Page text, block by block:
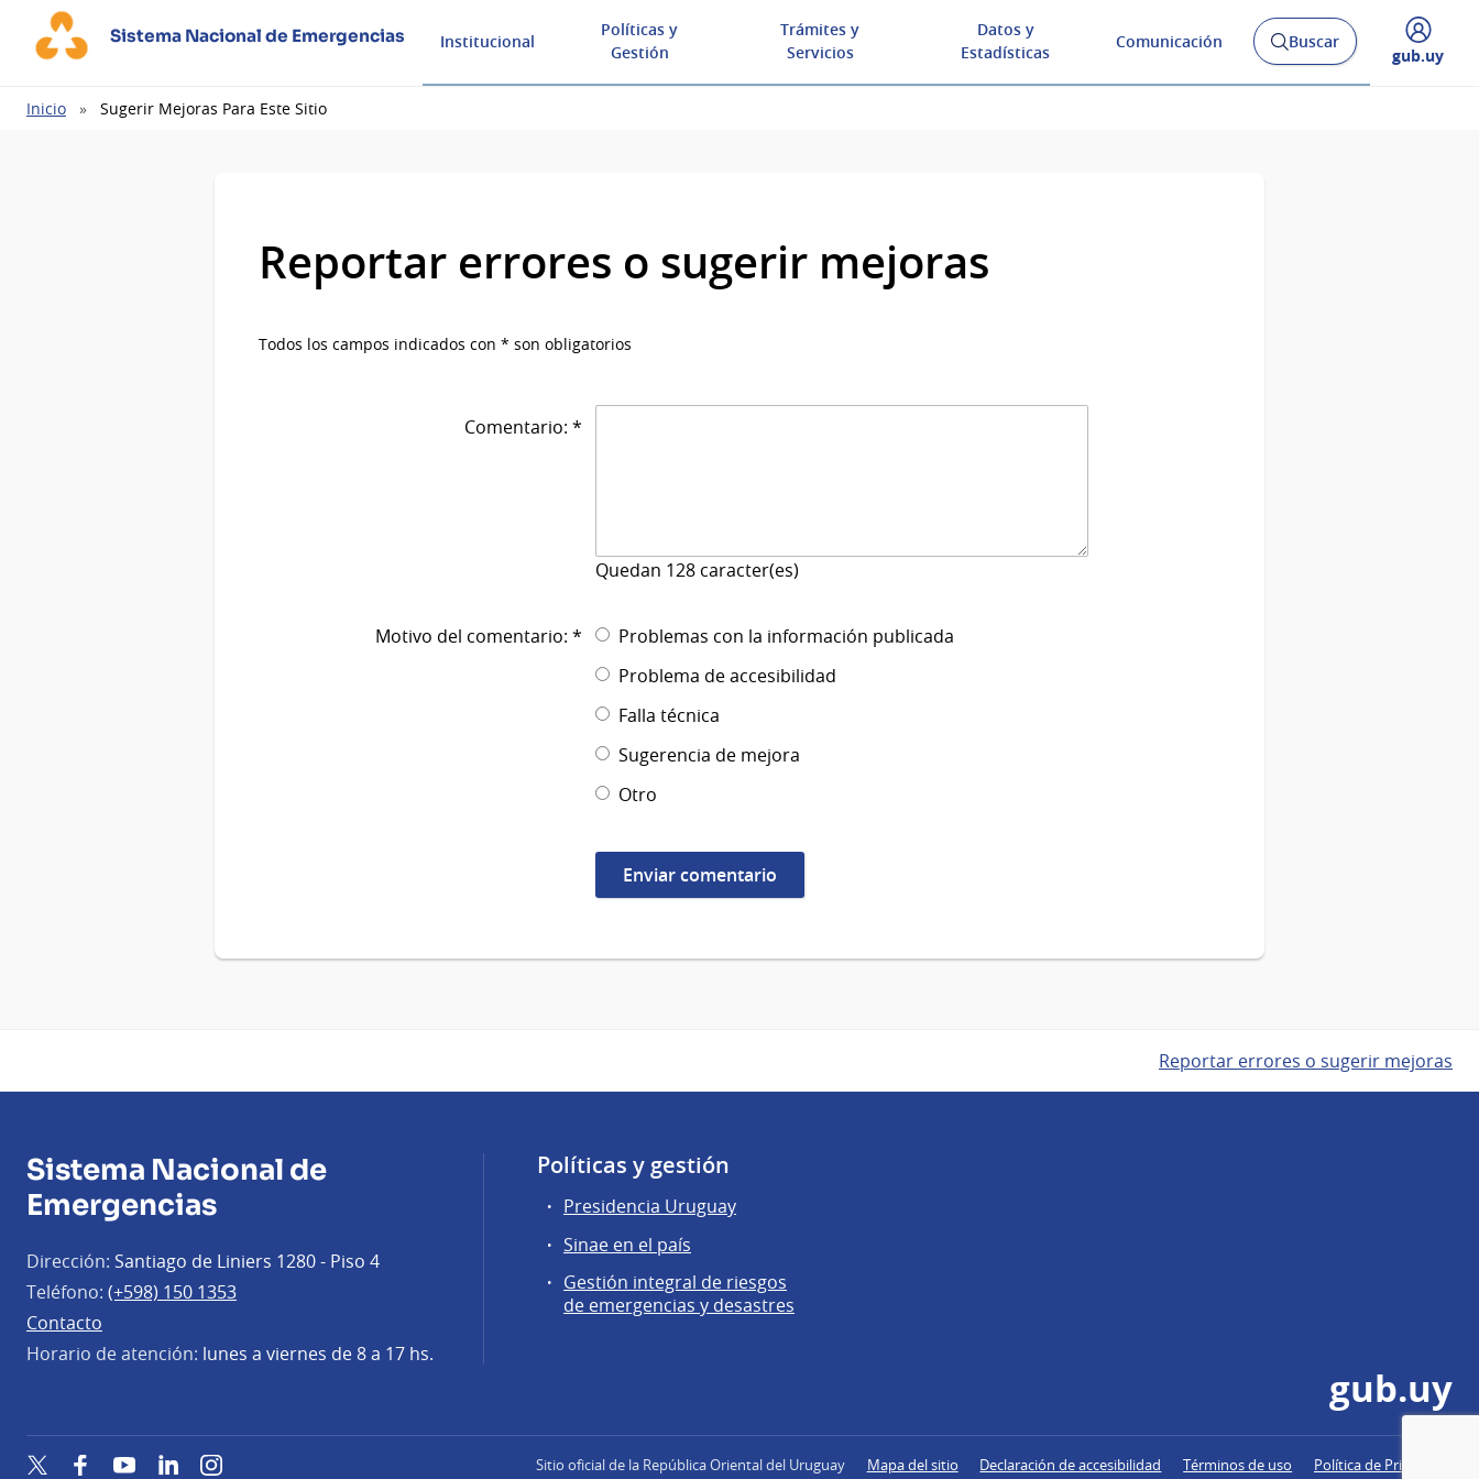
Sistema Nacional de Emergencias Institucional
Políticas y
Gestión
Trámites y
Servicios
Datos y
Estadísticas
Comunicación
AbrirBuscar
Desplegar
gub.uy
Ruta
Inicio Sugerir Mejoras Para Este Sitio
Reportar errores o sugerir mejoras
Todos los campos indicados con * son obligatorios
Comentario: *
Quedan 128 caracter(es)
Motivo del comentario: *
Problemas con la información publicada
Problema de accesibilidad
Falla técnica
Sugerencia de mejora
Otro
Reportar errores o sugerir mejoras
Sistema Nacional de
Emergencias
Dirección: Santiago de Liniers 1280 - Piso 4
Teléfono: (+598) 150 1353
Contacto
Horario de atención: lunes a viernes de 8 a 17 hs.
Políticas y gestión
Presidencia Uruguay
Sinae en el país
Gestión integral de riesgos
de emergencias y desastres
gub.uy
Twitter FacebookYouTubeLinkedInInstagram Sitio oficial de la República Oriental del Uruguay Mapa del sitio Declaración de accesibilidad Términos de uso Política de Privacidad